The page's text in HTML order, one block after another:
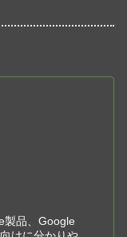
製品、Google